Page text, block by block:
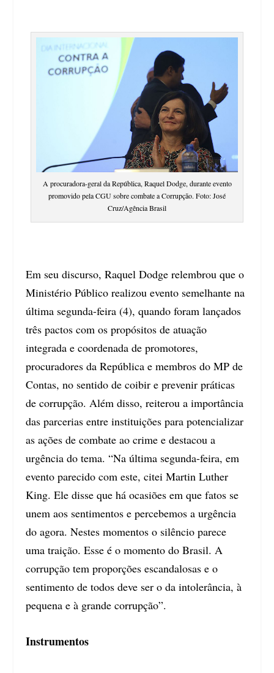
A procuradora-geral da República, Raquel Dodge, durante evento
promovido pela CGU sobre combate a Corrupção. Foto: José
Cruz/Agência Brasil
Em seu discurso, Raquel Dodge relembrou que o
Ministério Público realizou evento semelhante na
última segunda-feira (4), quando foram lançados
três pactos com os propósitos de atuação
integrada e coordenada de promotores,
procuradores da República e membros do MP de
Contas, no sentido de coibir e prevenir práticas
de corrupção. Além disso, reiterou a importância
das parcerias entre instituições para potencializar
as ações de combate ao crime e destacou a
urgência do tema. “Na última segunda-feira, em
evento parecido com este, citei Martin Luther
King. Ele disse que há ocasiões em que fatos se
unem aos sentimentos e percebemos a urgência
do agora. Nestes momentos o silêncio parece
uma traição. Esse é o momento do Brasil. A
corrupção tem proporções escandalosas e o
sentimento de todos deve ser o da intolerância, à
pequena e à grande corrupção”.
Instrumentos